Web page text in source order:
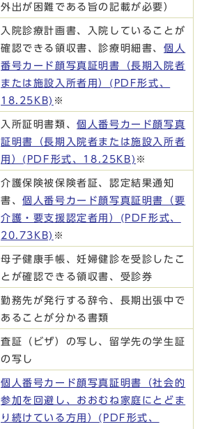
外出が困難である旨の記載が必要）
入院診療計画書、入院していることが
確認できる領収書、診療明細書、 個人
番号カード顔写真証明書（長期入院者
または施設入所者用）(PDF形式、
18.25KB) ※
入所証明書類、個人番号カード顔写真
証明書（長期入院者または施設入所者
用）(PDF形式、18.25KB) ※
介護保険被保険者証、認定結果通知
書、個人番号カード顔写真証明書（要
介護・要支援認定者用）(PDF形式、
20.73KB) ※
母子健康手帳、妊婦健診を受診したこ
とが確認できる領収書、受診券
勤務先が発行する辞令、長期出張中で
あることが分かる書類
査証（ビザ）の写し、留学先の学生証
の写し
個人番号カード顔写真証明書（社会的
参加を回避し、おおむね家庭にとどま
り続けている方用）(PDF形式、